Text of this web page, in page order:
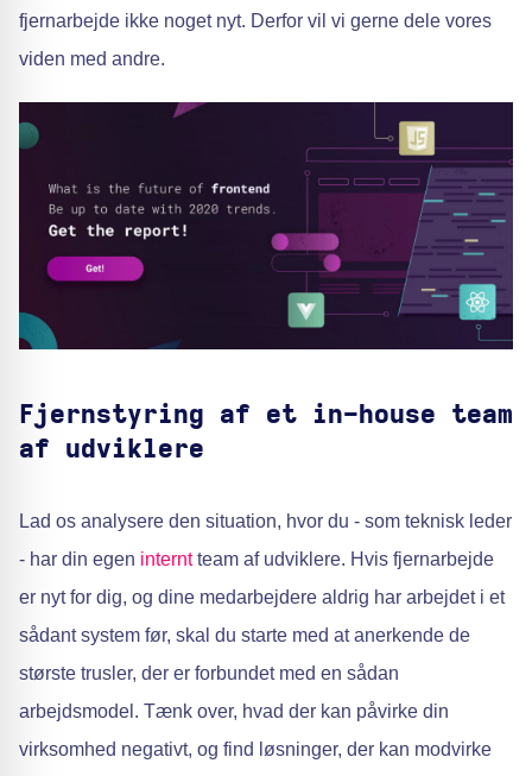
fjernarbejde ikke noget nyt. Derfor vil vi gerne dele vores
viden med andre.
Fjernstyring af et in-house team
af udviklere
Lad os analysere den situation, hvor du - som teknisk leder
- har din egen interntteam af udviklere. Hvis fjernarbejde
er nyt for dig, og dine medarbejdere aldrig har arbejdet i et
sådant system før, skal du starte med at anerkende de
største trusler, der er forbundet med en sådan
arbejdsmodel. Tænk over, hvad der kan påvirke din
virksomhed negativt, og find løsninger, der kan modvirke